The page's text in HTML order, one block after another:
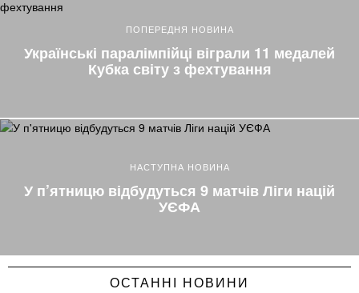
ПОПЕРЕДНЯ НОВИНА
Українські паралімпійці віграли 11 медалей
Кубка світу з фехтування
НАСТУПНА НОВИНА
У п’ятницю відбудуться 9 матчів Ліги націй
УЄФА
ОСТАННІ НОВИНИ